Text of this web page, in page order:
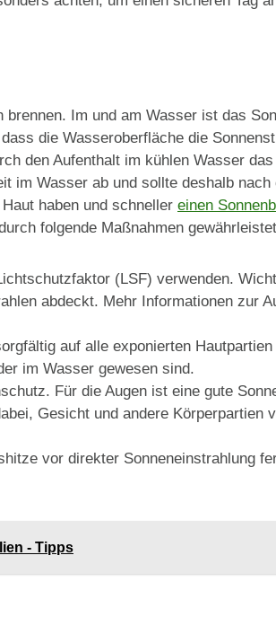
Im und am Wasser ist das
die Wasseroberfläche die
den Aufenthalt im kühlen Wasser
im Wasser ab und sollte deshalb nach
haben und schneller einen
folgende Maßnahmen
(LSF) verwenden.
abdeckt. Mehr Informationen zur
auf alle exponierten
im Wasser gewesen sind.
Für die Augen ist eine gute
Gesicht und andere Körperpartien
vor direkter Sonneneinstrahlung
- Tipps